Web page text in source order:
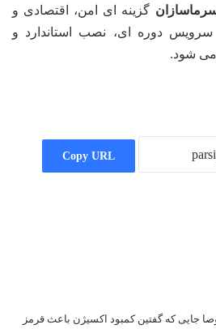
گزینه ای امن، اقتصادی و
دوره ای، نصب استاندارد و
شود.
Copy URL
جایی که گفتین کمبود اکسیژن باعث قرمز